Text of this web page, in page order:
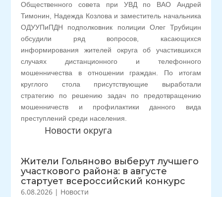
Новости округа
Жители Гольяново выберут лучшего
участкового района: в августе
стартует всероссийский конкурс
6.08.2026 | Новости
Общественного совета при УВД по ВАО Андрей
Тимонин, Надежда Козлова и заместитель начальника
ОДУУПиПДН подполковник полиции Олег Трубицин
обсудили ряд вопросов, касающихся
информирования жителей округа об участившихся
случаях дистанционного и телефонного
мошенничества в отношении граждан. По итогам
круглого стола присутствующие выработали
стратегию по решению задач по предотвращению
мошенничеств и профилактики данного вида
преступлений среди населения.